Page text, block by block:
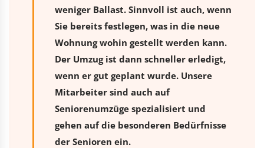
weniger Ballast. Sinnvoll ist auch, wenn
Sie bereits festlegen, was in die neue
Wohnung wohin gestellt werden kann.
Der Umzug ist dann schneller erledigt,
wenn er gut geplant wurde. Unsere
Mitarbeiter sind auch auf
Seniorenumzüge spezialisiert und
gehen auf die besonderen Bedürfnisse
der Senioren ein.